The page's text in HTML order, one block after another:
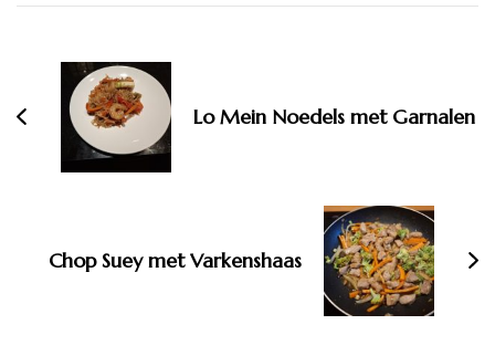
navigatie
Lo Mein Noedels met Garnalen
Chop Suey met Varkenshaas